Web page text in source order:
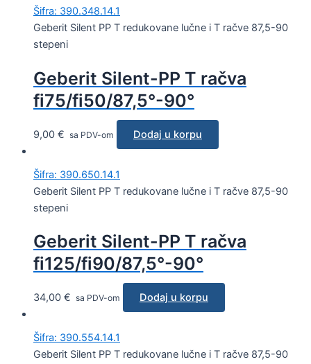
Šifra: 390.348.14.1
Geberit Silent PP T redukovane lučne i T račve 87,5-90
stepeni
Geberit Silent-PP T račva
fi75/fi50/87,5°-90°
9,00 € sa PDV-om Dodaj u korpu
Šifra: 390.650.14.1
Geberit Silent PP T redukovane lučne i T račve 87,5-90
stepeni
Geberit Silent-PP T račva
fi125/fi90/87,5°-90°
34,00 € sa PDV-om Dodaj u korpu
Šifra: 390.554.14.1
Geberit Silent PP T redukovane lučne i T račve 87,5-90